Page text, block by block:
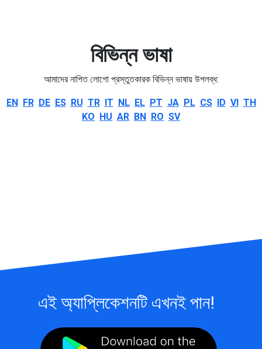
বিভিন্ন ভাষা
আমাদের নাপিত লোগো প্রস্তুতকারক বিভিন্ন ভাষায় উপলব্ধ:
EN FR DE ES RU TR IT NL EL PT JA PL CS ID VI TH
KO HU AR BN RO SV
এই অ্যাপ্লিকেশনটি এখনই পান!